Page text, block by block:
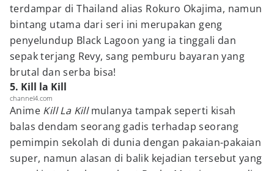
terdampar di Thailand alias Rokuro Okajima, namun
bintang utama dari seri ini merupakan geng
penyelundup Black Lagoon yang ia tinggali dan
sepak terjang Revy, sang pemburu bayaran yang
brutal dan serba bisa!
5. Kill la Kill
channel4.com
Anime Kill La Killmulanya tampak seperti kisah
balas dendam seorang gadis terhadap seorang
pemimpin sekolah di dunia dengan pakaian-pakaian
super, namun alasan di balik kejadian tersebut yang